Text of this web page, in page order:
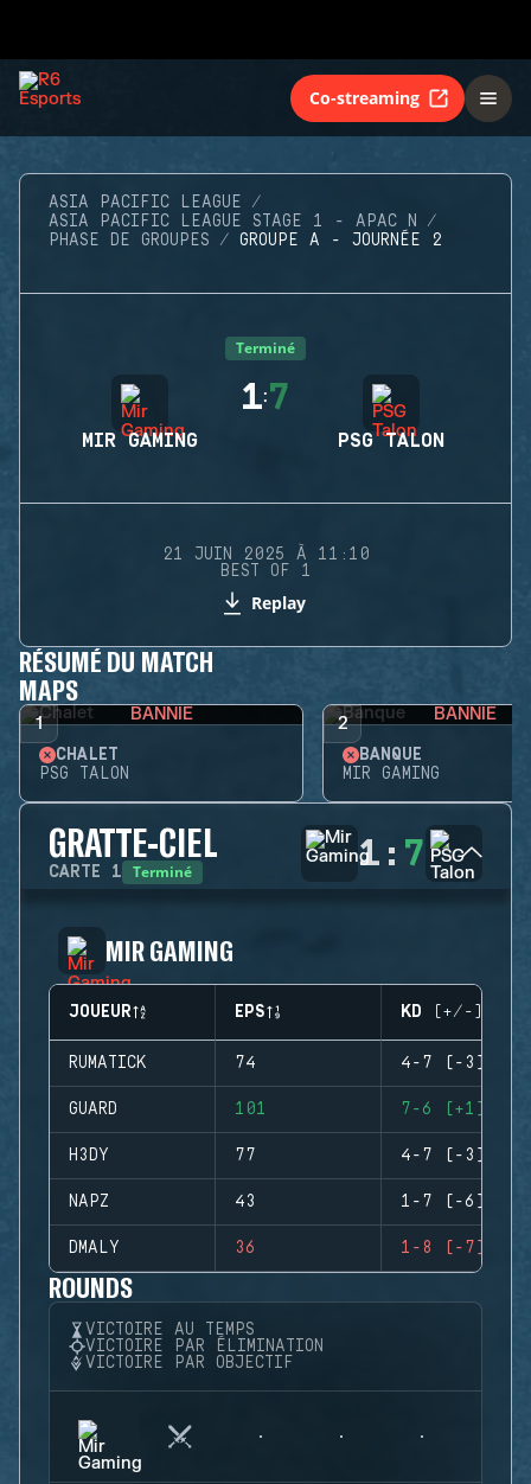
Co-streaming
ASIA PACIFIC LEAGUE
ASIA PACIFIC LEAGUE STAGE 1 - APAC N
PHASE DE GROUPES
GROUPE A - JOURNÉE 2
Terminé
MIR GAMING
1:7
PSG TALON
21 JUIN 2025 À 11:10
BEST OF 1
Replay
RÉSUMÉ DU MATCH
MAPS
1 BANNIE
CHALET
PSG TALON
2 BANNIE
BANQUE
MIR GAMING
GRATTE-CIEL
CARTE 1 Terminé 1 : 7
MIR GAMING
JOUEUR EPS KD (+/-)
RUMATICK 74 4-7 (-3)
GUARD 101 7-6 (+1)
H3DY 77 4-7 (-3)
NAPZ 43 1-7 (-6)
DMALY 36 1-8 (-7)
ROUNDS
VICTOIRE AU TEMPS
VICTOIRE PAR ÉLIMINATION
VICTOIRE PAR OBJECTIF